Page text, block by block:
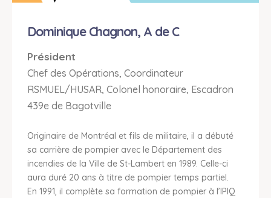
Dominique Chagnon, A de C
Président
Chef des Opérations, Coordinateur
RSMUEL/HUSAR, Colonel honoraire, Escadron
439e de Bagotville
Originaire de Montréal et fils de militaire, il a débuté
sa carrière de pompier avec le Département des
incendies de la Ville de St-Lambert en 1989. Celle-ci
aura duré 20 ans à titre de pompier temps partiel.
En 1991, il complète sa formation de pompier à l’IPIQ